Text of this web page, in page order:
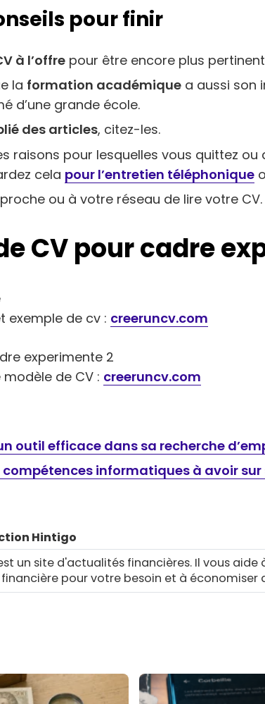
pour finir
à l’offre pour être encore plus
la formation académique a aussi son
d’une grande école.
des articles, citez-les.
raisons pour lesquelles vous quittez
cela pour l’entretien téléphonique
ou à votre réseau de lire votre CV.
CV pour cadre
exemple de cv : creeruncv.com
de CV : creeruncv.com
outil efficace dans sa recherche
compétences informatiques à avoir sur
Hintigo
un site d'actualités financières. Il vous aide
pour votre besoin et à économiser